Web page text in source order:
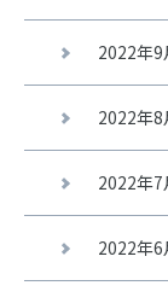
2022年9
2022年8
2022年7
2022年6